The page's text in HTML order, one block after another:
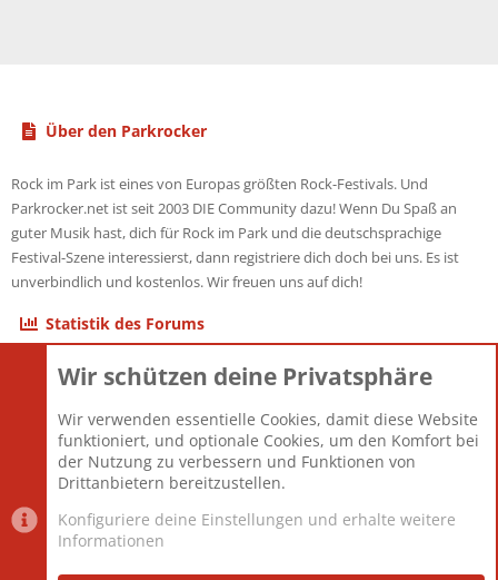
Über den Parkrocker
Rock im Park ist eines von Europas größten Rock-Festivals. Und
Parkrocker.net ist seit 2003 DIE Community dazu! Wenn Du Spaß an
guter Musik hast, dich für Rock im Park und die deutschsprachige
Festival-Szene interessierst, dann registriere dich doch bei uns. Es ist
unverbindlich und kostenlos. Wir freuen uns auf dich!
Statistik des Forums
Themen
Mitglieder
12.427
Neuestes Mitglied
Berlin
Wir schützen deine Privatsphäre
Wir verwenden essentielle Cookies, damit diese Website
funktioniert, und optionale Cookies, um den Komfort bei
der Nutzung zu verbessern und Funktionen von
Drittanbietern bereitzustellen.
Konfiguriere deine Einstellungen und erhalte weitere
Informationen